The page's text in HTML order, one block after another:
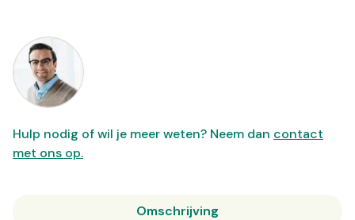
Hulp nodig of wil je meer weten? Neem dan contact
met ons op.
Omschrijving